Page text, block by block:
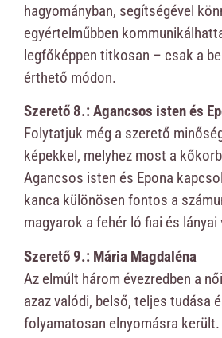
hagyományban, segítségével
egyértelműbben
legfőképpen titkosan – csak a
érthető módon.
Szerető 8.: Agancsos isten és
Folytatjuk még a szerető
képekkel, melyhez most a
Agancsos isten és Epona
kanca különösen fontos a
magyarok a fehér ló fiai és lányai
Szerető 9.: Mária Magdaléna
Az elmúlt három évezredben a
azaz valódi, belső, teljes tudása
folyamatosan elnyomásra került.